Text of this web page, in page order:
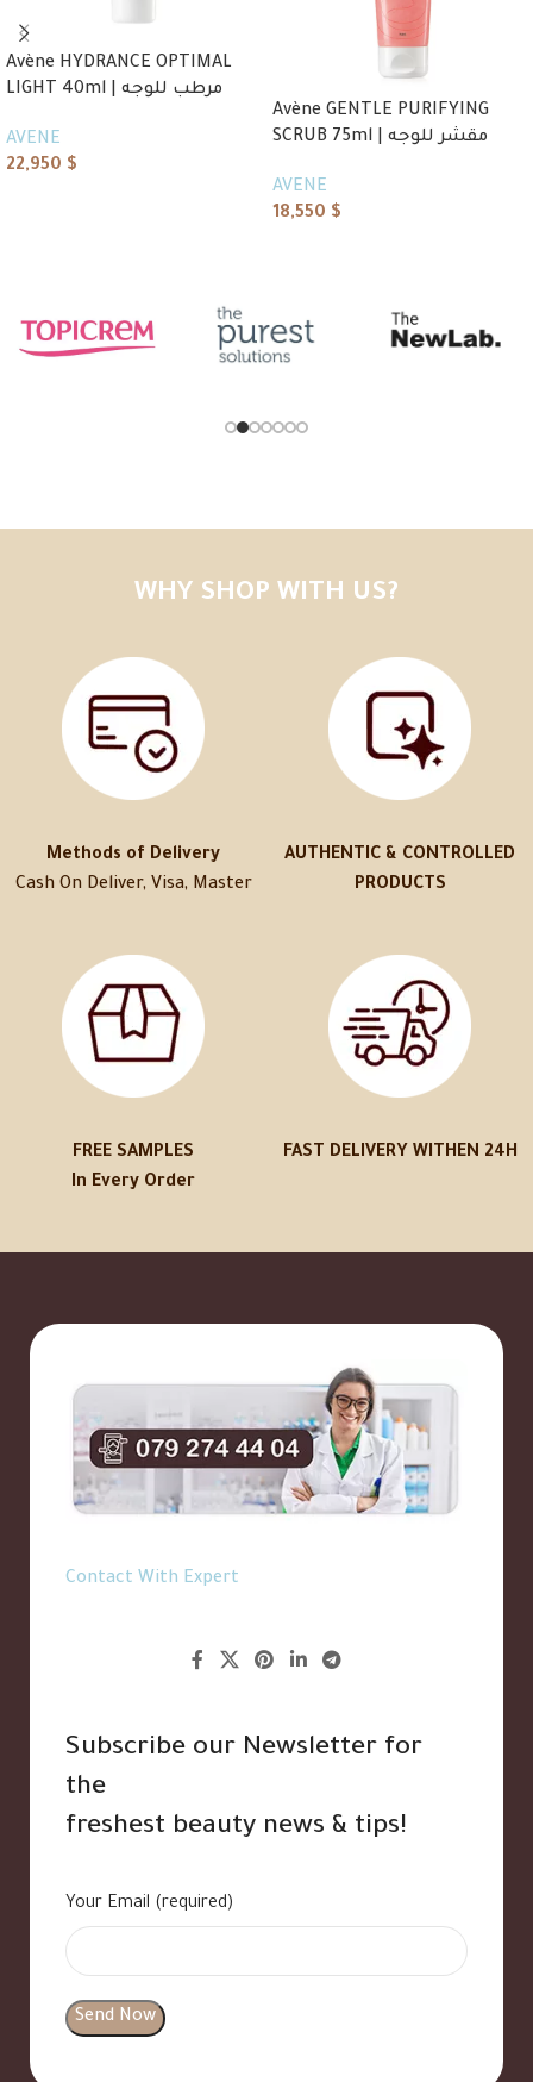
Avène HYDRANCE OPTIMAL
LIGHT 40ml | مرطب للوجه
AVENE
22,950 $
Avène GENTLE PURIFYING
SCRUB 75ml | مقشر للوجه
AVENE
18,550 $
WHY SHOP WITH US?
Methods of Delivery
Cash On Deliver, Visa, Master
AUTHENTIC & CONTROLLED
PRODUCTS
FREE SAMPLES
In Every Order
FAST DELIVERY WITHEN 24H
Contact With Expert
Subscribe our Newsletter for
the
freshest beauty news & tips!
Your Email (required)